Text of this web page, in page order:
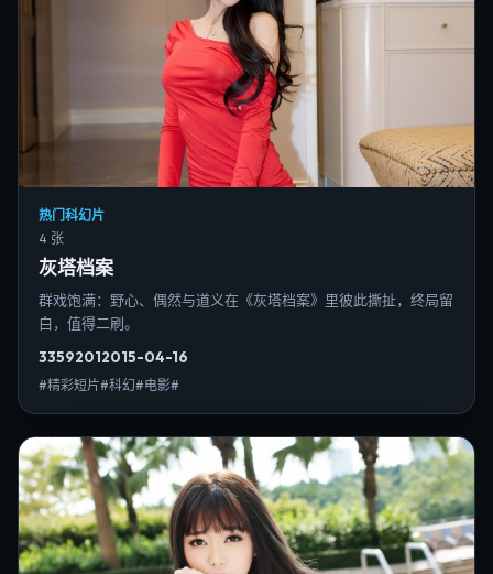
热门科幻片
4 张
灰塔档案
群戏饱满：野心、偶然与道义在《灰塔档案》里彼此撕扯，终局留
白，值得二刷。
33592012015-04-16
#精彩短片#科幻#电影#